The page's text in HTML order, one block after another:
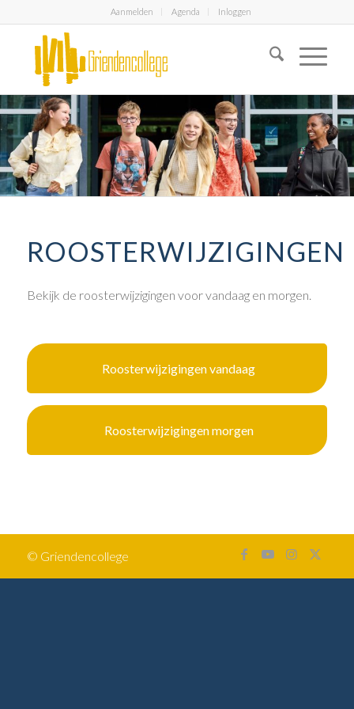
Aanmelden Agenda Inloggen
ROOSTERWIJZIGINGEN
Bekijk de roosterwijzigingen voor vandaag en morgen.
Roosterwijzigingen vandaag
Roosterwijzigingen morgen
© Griendencollege